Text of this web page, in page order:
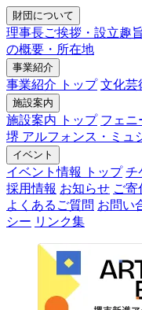
財団について
理事長ご挨拶・設立趣
の概要・所在地
事業紹介
事業紹介 トップ 文化芸
施設案内
施設案内 トップ フェニ
堺 アルフォンス・ミュ
イベント
イベント情報 トップ チ
採用情報 お知らせ ご寄
よくあるご質問 お問い
シー リンク集